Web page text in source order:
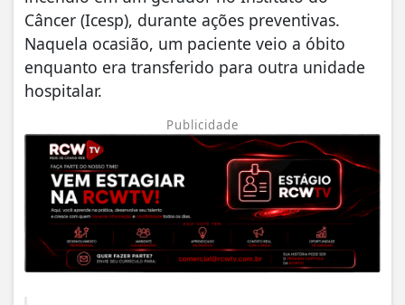
Câncer (Icesp), durante ações preventivas.
Naquela ocasião, um paciente veio a óbito
enquanto era transferido para outra unidade
hospitalar.
Publicidade